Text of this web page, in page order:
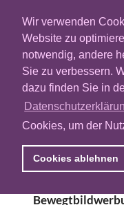
Wir verwenden
Website zu
notwendig, andere
Sie zu verbessern.
dazu finden Sie in
Cookies, um der
Cookies ablehnen
Jahre zum
Werbung. In der
prognostiziert
die
Milliarden US-
Milliarden US-